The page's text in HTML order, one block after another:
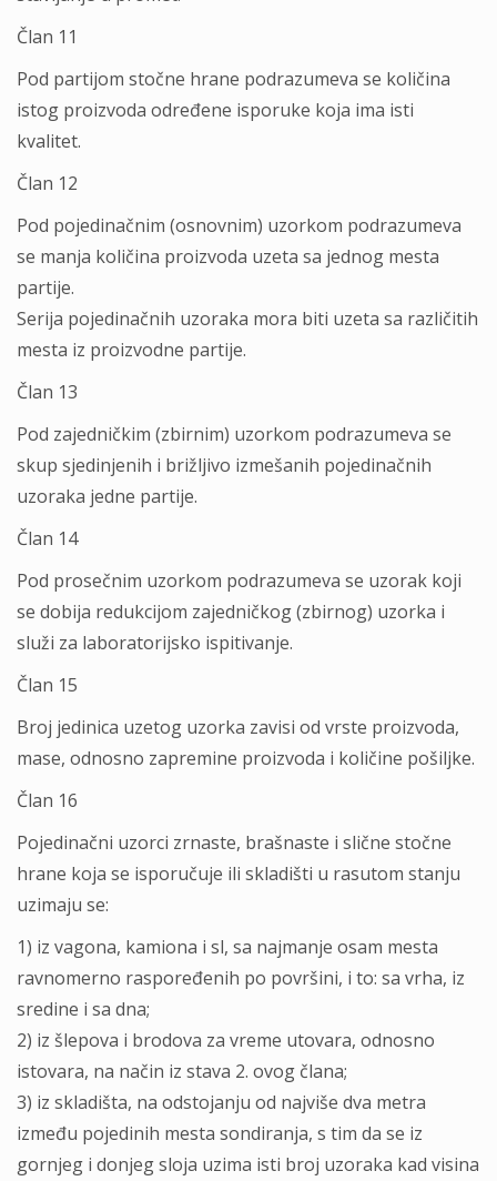
Član 11
Pod partijom stočne hrane podrazumeva se količina
istog proizvoda određene isporuke koja ima isti
kvalitet.
Član 12
Pod pojedinačnim (osnovnim) uzorkom podrazumeva
se manja količina proizvoda uzeta sa jednog mesta
partije.
Serija pojedinačnih uzoraka mora biti uzeta sa različitih
mesta iz proizvodne partije.
Član 13
Pod zajedničkim (zbirnim) uzorkom podrazumeva se
skup sjedinjenih i brižljivo izmešanih pojedinačnih
uzoraka jedne partije.
Član 14
Pod prosečnim uzorkom podrazumeva se uzorak koji
se dobija redukcijom zajedničkog (zbirnog) uzorka i
služi za laboratorijsko ispitivanje.
Član 15
Broj jedinica uzetog uzorka zavisi od vrste proizvoda,
mase, odnosno zapremine proizvoda i količine pošiljke.
Član 16
Pojedinačni uzorci zrnaste, brašnaste i slične stočne
hrane koja se isporučuje ili skladišti u rasutom stanju
uzimaju se:
1) iz vagona, kamiona i sl, sa najmanje osam mesta
ravnomerno raspoređenih po površini, i to: sa vrha, iz
sredine i sa dna;
2) iz šlepova i brodova za vreme utovara, odnosno
istovara, na način iz stava 2. ovog člana;
3) iz skladišta, na odstojanju od najviše dva metra
između pojedinih mesta sondiranja, s tim da se iz
gornjeg i donjeg sloja uzima isti broj uzoraka kad visina